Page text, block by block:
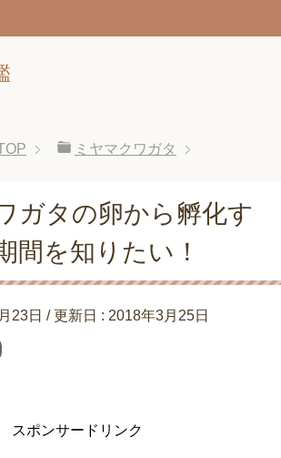
ミヤマクワガタ
ガタの卵から孵化す
間を知りたい！
23日 / 更新日 : 2018年3月25日
スポンサードリンク